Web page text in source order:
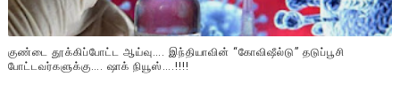
குண்டை தூக்கிப்போட்ட ஆய்வு…. இந்தியாவின் “கோவிஷீல்டு” தடுப்பூசி
போட்டவர்களுக்கு…. ஷாக் நியூஸ்….!!!!